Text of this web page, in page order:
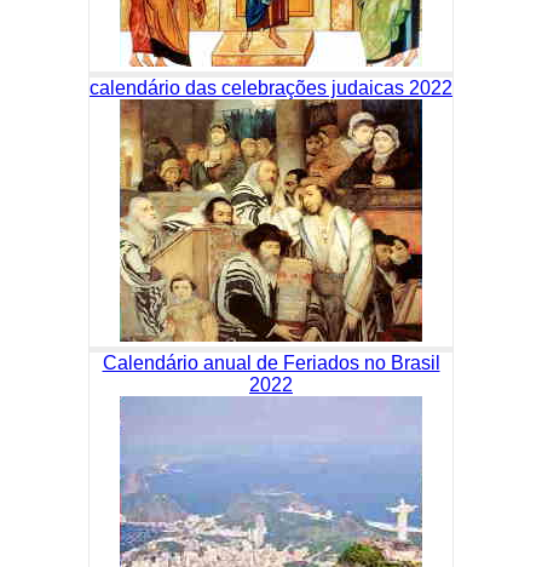
calendário das celebrações judaicas 2022
Calendário anual de Feriados no Brasil
2022